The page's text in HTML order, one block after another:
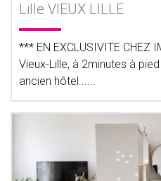
Lille VIEUX LILLE
*** EN EXCLUSIVITE CHEZ
Vieux-Lille, à 2minutes à
ancien hôtel......